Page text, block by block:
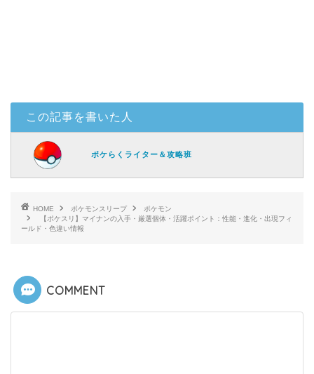
この記事を書いた人
ポケらくライター＆攻略班
HOME ポケモンスリープ
ポケモン
【ポケスリ】マイナンの入手・厳選個体・活躍ポイント：性能・進化・出現フィ
ールド・色違い情報
COMMENT